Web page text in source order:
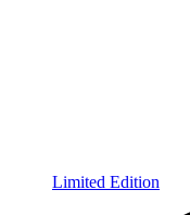
Limited Edition